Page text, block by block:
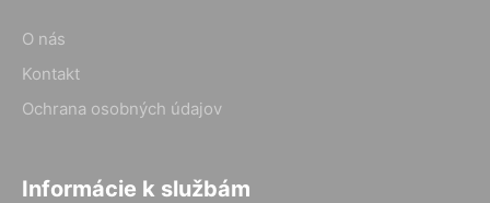
O nás
Kontakt
Ochrana osobných údajov
Informácie k službám